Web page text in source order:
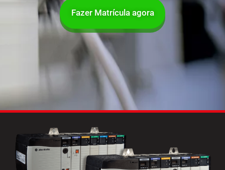
Fazer Matrícula agora